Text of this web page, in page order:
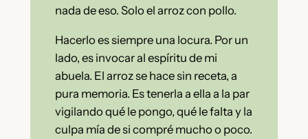
nada de eso. Solo el arroz con pollo.
Hacerlo es siempre una locura. Por un
lado, es invocar al espíritu de mi
abuela. El arroz se hace sin receta, a
pura memoria. Es tenerla a ella a la par
vigilando qué le pongo, qué le falta y la
culpa mía de si compré mucho o poco.